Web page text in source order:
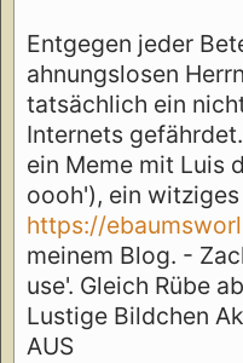
Entgegen jeder
ahnungslosen
tatsächlich ein
Internets
ein Meme mit Luis
oooh'), ein
https://
meinem Blog. -
use'. Gleich Rübe
Lustige Bildchen
AUS